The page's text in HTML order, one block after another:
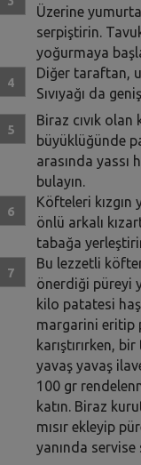
Üzerine
serpiştirin.
yoğurmaya
Diğer taraftan,
Sıvıyağı da
Biraz cıvık
büyüklüğünde
arasında yassı
bulayın.
Köfteleri kızgın
önlü arkalı
tabağa
Bu lezzetli
önerdiği püreyi
kilo patatesi
margarini eritip
karıştırırken,
yavaş yavaş
100 gr
katın. Biraz
mısır ekleyip
yanında